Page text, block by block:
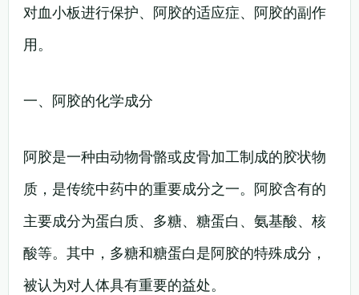
对血小板进行保护、阿胶的适应症、阿胶的副作
用。
一、阿胶的化学成分
阿胶是一种由动物骨骼或皮骨加工制成的胶状物
质，是传统中药中的重要成分之一。阿胶含有的
主要成分为蛋白质、多糖、糖蛋白、氨基酸、核
酸等。其中，多糖和糖蛋白是阿胶的特殊成分，
被认为对人体具有重要的益处。